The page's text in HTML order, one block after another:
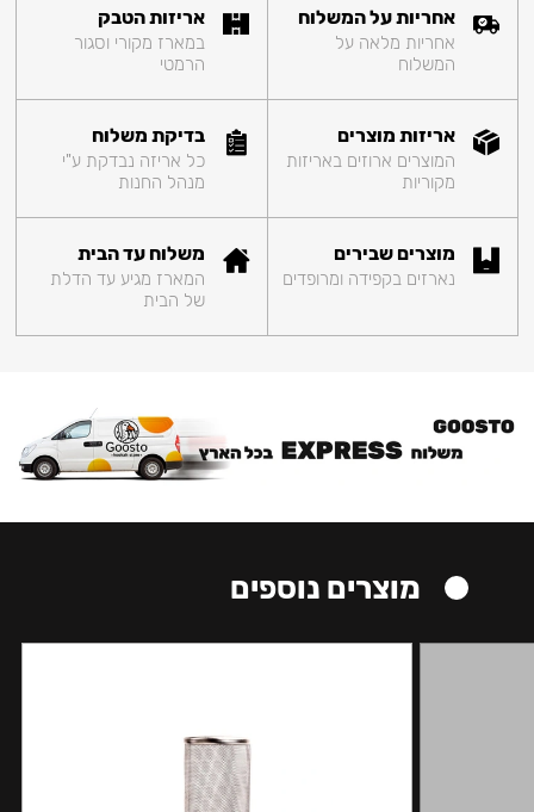
אחריות על המשלוח
אחריות מלאה על
המשלוח
אריזות הטבק
במארז מקורי וסגור
הרמטי
אריזות מוצרים
המוצרים ארוזים באריזות
מקוריות
בדיקת משלוח
כל אריזה נבדקת ע"י
מנהל החנות
מוצרים שבירים
נארזים בקפידה ומרופדים
משלוח עד הבית
המארז מגיע עד הדלת
של הבית
מוצרים נוספים